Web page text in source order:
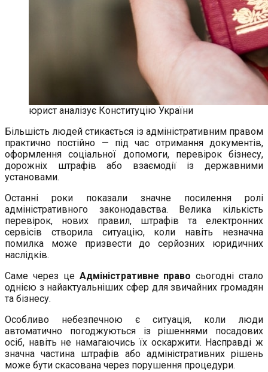
юрист аналізує Конституцію України
Більшість людей стикається із адміністративним правом
практично постійно — під час отримання документів,
оформлення соціальної допомоги, перевірок бізнесу,
дорожніх штрафів або взаємодії із державними
установами.
Останні роки показали значне посилення ролі
адміністративного законодавства. Велика кількість
перевірок, нових правил, штрафів та електронних
сервісів створила ситуацію, коли навіть незначна
помилка може призвести до серйозних юридичних
наслідків.
Саме через це Адміністративне право сьогодні стало
однією з найактуальніших сфер для звичайних громадян
та бізнесу.
Особливо небезпечною є ситуація, коли люди
автоматично погоджуються із рішеннями посадових
осіб, навіть не намагаючись їх оскаржити. Насправді ж
значна частина штрафів або адміністративних рішень
може бути скасована через порушення процедури.